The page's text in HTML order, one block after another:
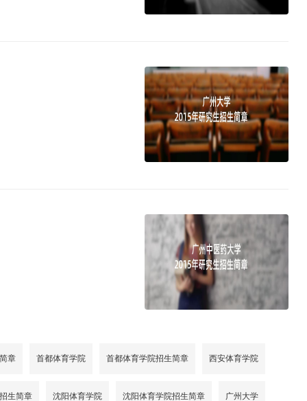
章 首都体育学院 首都体育学院招生简章 西安体育学院
生简章 沈阳体育学院 沈阳体育学院招生简章 广州大学